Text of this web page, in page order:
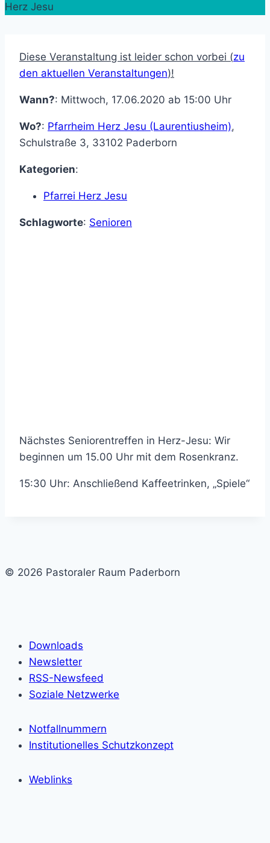
Herz Jesu
Diese Veranstaltung ist leider schon vorbei (zu
den aktuellen Veranstaltungen)!
Wann?: Mittwoch, 17.06.2020 ab 15:00 Uhr
Wo?: Pfarrheim Herz Jesu (Laurentiusheim),
Schulstraße 3, 33102 Paderborn
Kategorien:
Pfarrei Herz Jesu
Schlagworte: Senioren
Nächstes Seniorentreffen in Herz-Jesu: Wir
beginnen um 15.00 Uhr mit dem Rosenkranz.
15:30 Uhr: Anschließend Kaffeetrinken, „Spiele“
© 2026 Pastoraler Raum Paderborn
Downloads
Newsletter
RSS-Newsfeed
Soziale Netzwerke
Notfallnummern
Institutionelles Schutzkonzept
Weblinks